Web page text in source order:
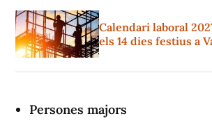
Calendari laboral
els 14 dies festius a
Persones majors